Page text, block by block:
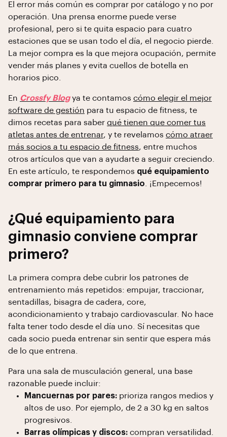
El error más común es comprar por catálogo y no por
operación. Una prensa enorme puede verse
profesional, pero si te quita espacio para cuatro
estaciones que se usan todo el día, el negocio pierde.
La mejor compra es la que mejora ocupación, permite
vender más planes y evita cuellos de botella en
horarios pico.
En Crossfy Blogya te contamos cómo elegir el mejor
software de gestión para tu espacio de fitness, te
dimos recetas para saber qué tienen que comer tus
atletas antes de entrenar, y te revelamos cómo atraer
más socios a tu espacio de fitness, entre muchos
otros artículos que van a ayudarte a seguir creciendo.
En este artículo, te respondemos qué equipamiento
comprar primero para tu gimnasio . ¡Empecemos!
¿Qué equipamiento para
gimnasio conviene comprar
primero?
La primera compra debe cubrir los patrones de
entrenamiento más repetidos: empujar, traccionar,
sentadillas, bisagra de cadera, core,
acondicionamiento y trabajo cardiovascular. No hace
falta tener todo desde el día uno. Sí necesitas que
cada socio pueda entrenar sin sentir que espera más
de lo que entrena.
Para una sala de musculación general, una base
razonable puede incluir:
Mancuernas por pares: prioriza rangos medios y
altos de uso. Por ejemplo, de 2 a 30 kg en saltos
progresivos.
Barras olímpicas y discos: compran versatilidad.